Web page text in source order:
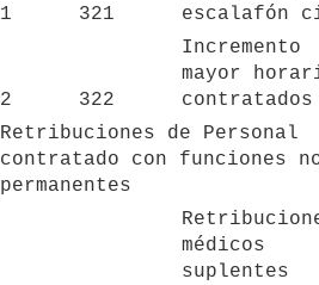
1 321
escalafón
2 322
Incremento
mayor
contratados
Retribuciones de Personal
contratado con funciones
permanentes
médicos
suplentes